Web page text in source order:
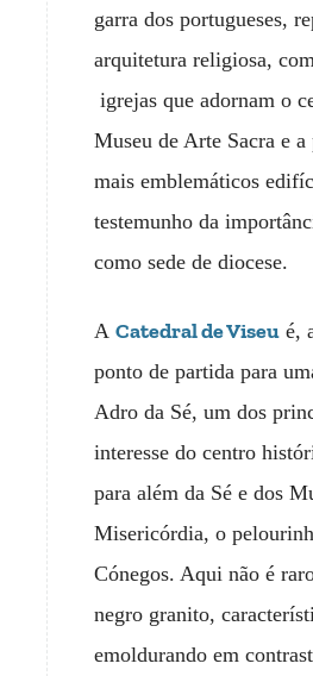
garra dos portugueses,
arquitetura religiosa,
igrejas que adornam o
Museu de Arte Sacra e
mais emblemáticos
testemunho da
como sede de diocese.
A Catedral de Viseu é,
ponto de partida para
Adro da Sé, um dos
interesse do centro
para além da Sé e dos
Misericórdia, o
Cónegos. Aqui não é
negro granito,
emoldurando em